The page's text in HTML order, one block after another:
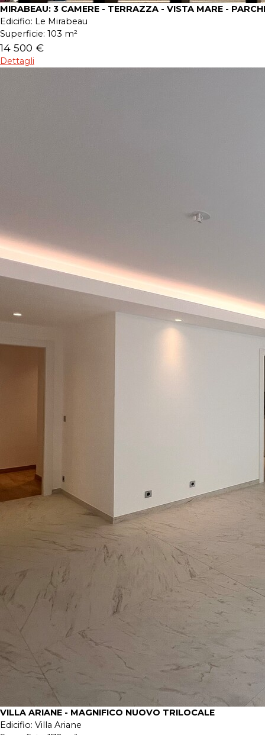
MIRABEAU: 3 CAMERE - TERRAZZA - VISTA MARE -
Edicifio: Le Mirabeau
Superficie: 103 m²
14 500 €
Dettagli
VILLA ARIANE - MAGNIFICO NUOVO TRILOCALE
Edicifio: Villa Ariane